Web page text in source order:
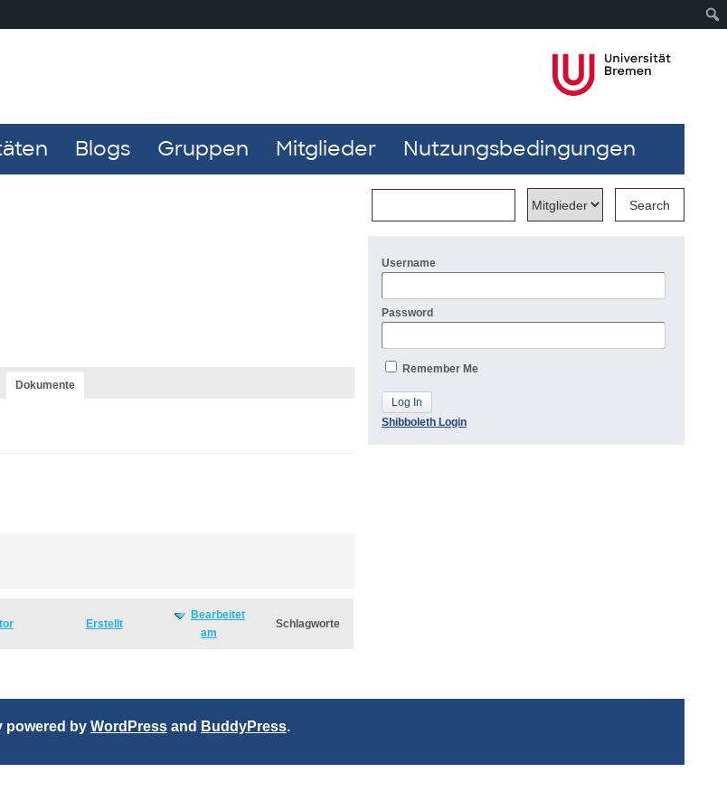
Blogs Gruppen Mitglieder Nutzungsbedingungen
Dokumente
Erstellt
Bearbeitet
am
Schlagworte
Username
Password
Remember Me
Shibboleth Login
powered by WordPress and BuddyPress.